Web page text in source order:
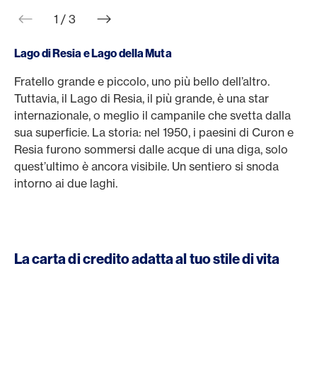
web.slider.arrowPrev
1 / 3 web.slider.arrowNext
Lago di Resia e Lago della Muta
Fratello grande e piccolo, uno più bello dell’altro.
Tuttavia, il Lago di Resia, il più grande, è una star
internazionale, o meglio il campanile che svetta dalla
sua superficie. La storia: nel 1950, i paesini di Curon e
Resia furono sommersi dalle acque di una diga, solo
quest’ultimo è ancora visibile. Un sentiero si snoda
intorno ai due laghi.
La carta di credito adatta al tuo stile di vita